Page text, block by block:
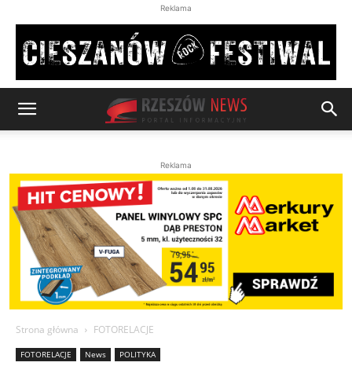
Reklama
Reklama
Strona główna FOTORELACJE
FOTORELACJE News POLITYKA